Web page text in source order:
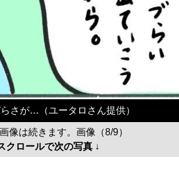
さが…（ユータロさん提供）
像は続きます。画像（8/9）
クロールで次の写真 ↓